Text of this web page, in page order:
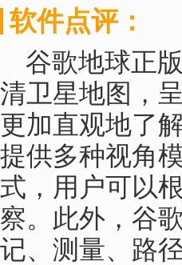
软件点评：
谷歌地球正
清卫星地图，
更加直观地了
提供多种视角
式，用户可以
察。此外，谷
记、测量、路